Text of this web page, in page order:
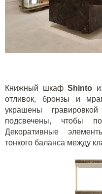
Книжный шкаф Shinto
отливок, бронзы и
украшены
подсвечены, чтобы
Декоративные
тонкого баланса между